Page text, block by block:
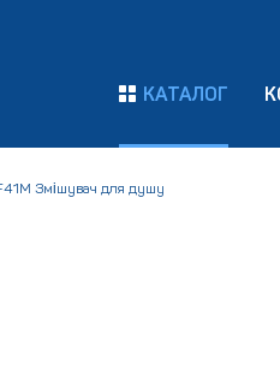
КАТАЛОГ
Змішувач для душу